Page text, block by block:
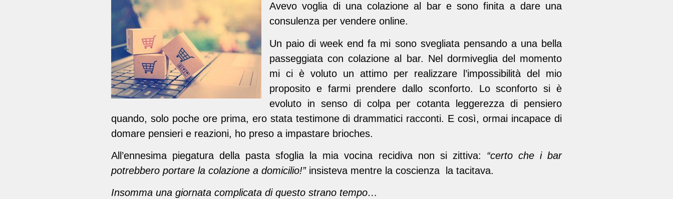
Avevo voglia di una colazione al bar e sono finita a dare una
consulenza per vendere online.
Un paio di week end fa mi sono svegliata pensando a una bella
passeggiata con colazione al bar. Nel dormiveglia del momento
mi ci è voluto un attimo per realizzare l’impossibilità del mio
proposito e farmi prendere dallo sconforto. Lo sconforto si è
evoluto in senso di colpa per cotanta leggerezza di pensiero
quando, solo poche ore prima, ero stata testimone di drammatici racconti. E così, ormai incapace di
domare pensieri e reazioni, ho preso a impastare brioches.
All’ennesima piegatura della pasta sfoglia la mia vocina recidiva non si zittiva: “certo che i bar
potrebbero portare la colazione a domicilio!”insisteva mentre la coscienza la tacitava.
Insomma una giornata complicata di questo strano tempo…